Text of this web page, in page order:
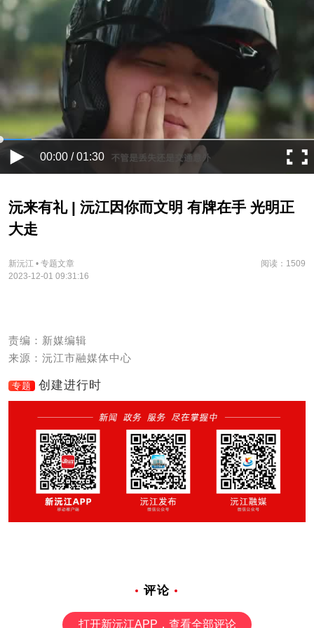
00:00 / 01:30
沅来有礼 | 沅江因你而文明 有牌在手 光明正
大走
新沅江 • 专题文章
阅读：1509
2023-12-01 09:31:16
责编：新媒编辑
来源：沅江市融媒体中心
专题 创建进行时
评论
打开新沅江APP，查看全部评论